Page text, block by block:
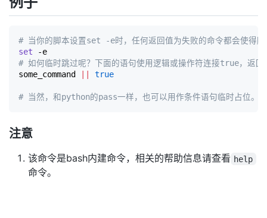
# 当你的脚本设置set -e时，任何返回值为失败的命令都会使得脚
set
# 如何临时跳过呢？下面的语句使用逻辑或操作符连接true，返回
some_command
true
# 当然，和python的pass一样，也可以用作条件语句临时占位。
注意
该命令是bash内建命令，相关的帮助信息请查看 help
命令。